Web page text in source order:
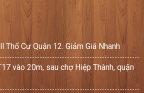
Thổ Cư Quận 12. Giảm Giá Nhanh
vào 20m, sau chợ Hiệp Thành, quận